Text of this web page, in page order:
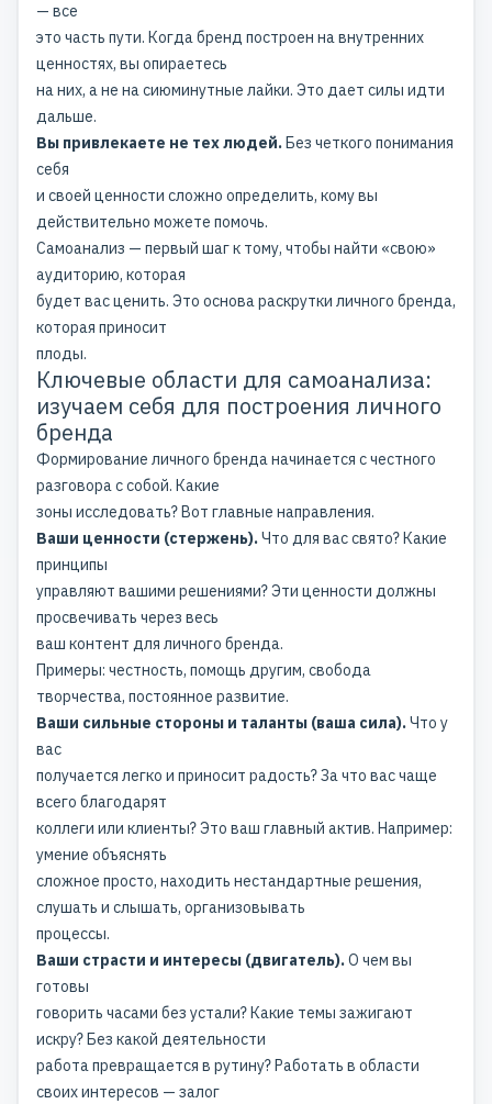
— все
это часть пути. Когда бренд построен на внутренних
ценностях, вы опираетесь
на них, а не на сиюминутные лайки. Это дает силы идти
дальше.
Вы привлекаете не тех людей. Без четкого понимания
себя
и своей ценности сложно определить, кому вы
действительно можете помочь.
Самоанализ — первый шаг к тому, чтобы найти «свою»
аудиторию, которая
будет вас ценить. Это основа раскрутки личного бренда,
которая приносит
плоды.
Ключевые области для самоанализа:
изучаем себя для построения личного
бренда
Формирование личного бренда начинается с честного
разговора с собой. Какие
зоны исследовать? Вот главные направления.
Ваши ценности (стержень).Что для вас свято? Какие
принципы
управляют вашими решениями? Эти ценности должны
просвечивать через весь
ваш контент для личного бренда.
Примеры: честность, помощь другим, свобода
творчества, постоянное развитие.
Ваши сильные стороны и таланты (ваша сила).Что у
вас
получается легко и приносит радость? За что вас чаще
всего благодарят
коллеги или клиенты? Это ваш главный актив. Например:
умение объяснять
сложное просто, находить нестандартные решения,
слушать и слышать, организовывать
процессы.
Ваши страсти и интересы (двигатель).О чем вы
готовы
говорить часами без устали? Какие темы зажигают
искру? Без какой деятельности
работа превращается в рутину? Работать в области
своих интересов — залог